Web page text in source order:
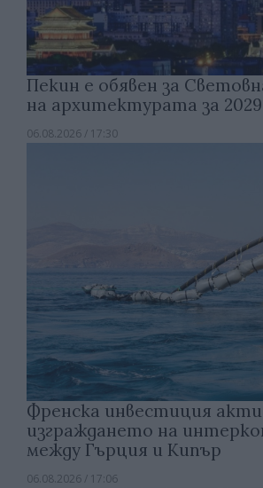
Пекин е обявен за
на архитектурата за 2029
06.08.2026 / 17:30
Френска инвестиция
изграждането на
между Гърция и Кипър
06.08.2026 / 17:06